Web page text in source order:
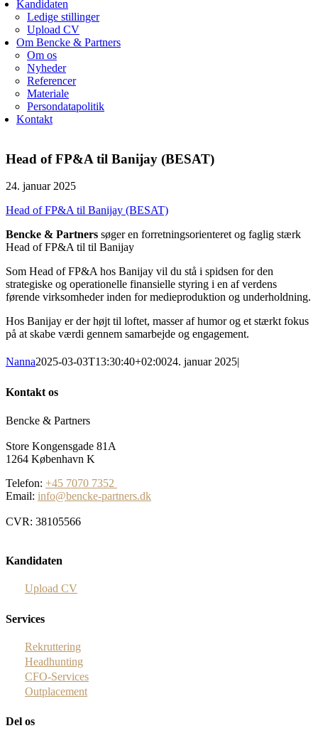
Kandidaten
Ledige stillinger
Upload CV
Om Bencke & Partners
Om os
Nyheder
Referencer
Materiale
Persondatapolitik
Kontakt
Head of FP&A til Banijay (BESAT)
24. januar 2025
Head of FP&A til Banijay (BESAT)
Bencke & Partners søger en forretningsorienteret og faglig stærk
Head of FP&A til til Banijay
Som Head of FP&A hos Banijay vil du stå i spidsen for den
strategiske og operationelle finansielle styring i en af verdens
førende virksomheder inden for medieproduktion og underholdning.
Hos Banijay er der højt til loftet, masser af humor og et stærkt fokus
på at skabe værdi gennem samarbejde og engagement.
Nanna2025-03-03T13:30:40+02:0024. januar 2025|
Kontakt os
Bencke & Partners
Store Kongensgade 81A
1264 København K
Telefon: +45 7070 7352
Email: info@bencke-partners.dk
CVR: 38105566
Kandidaten
Upload CV
Services
Rekruttering
Headhunting
CFO-Services
Outplacement
Del os